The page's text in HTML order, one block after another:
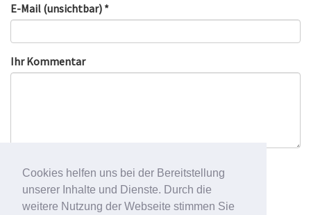
Cookies helfen uns bei der Bereitstellung
unserer Inhalte und Dienste. Durch die
weitere Nutzung der Webseite stimmen Sie
E-Mail (unsichtbar) *
Ihr Kommentar